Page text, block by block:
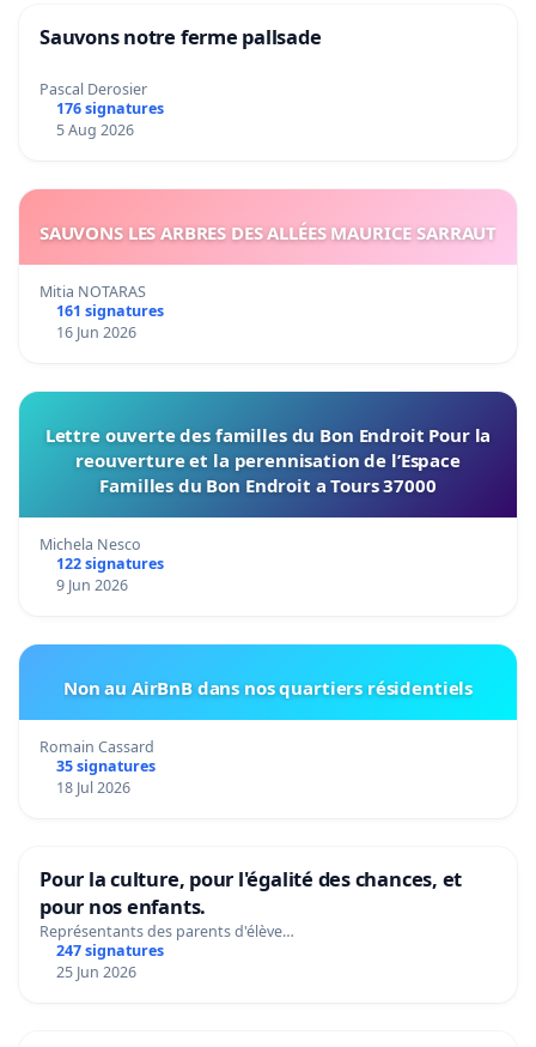
Sauvons notre ferme pallsade
Pascal Derosier
176 signatures
5 Aug 2026
SAUVONS LES ARBRES DES ALLÉES MAURICE SARRAUT
Mitia NOTARAS
161 signatures
16 Jun 2026
Lettre ouverte des familles du Bon Endroit Pour la
reouverture et la perennisation de l’Espace
Familles du Bon Endroit a Tours 37000
Michela Nesco
122 signatures
9 Jun 2026
Non au AirBnB dans nos quartiers résidentiels
Romain Cassard
35 signatures
18 Jul 2026
Pour la culture, pour l'égalité des chances, et
pour nos enfants.
Représentants des parents d'élève…
247 signatures
25 Jun 2026